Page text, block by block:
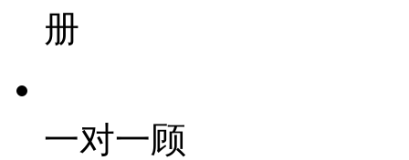
册
一对一顾